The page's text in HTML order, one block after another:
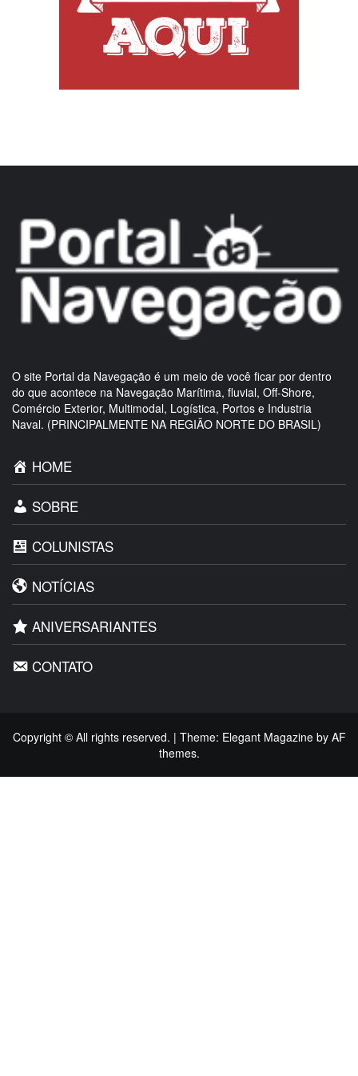
O site Portal da Navegação é um meio de você ficar por dentro
do que acontece na Navegação Marítima, fluvial, Off-Shore,
Comércio Exterior, Multimodal, Logística, Portos e Industria
Naval. (PRINCIPALMENTE NA REGIÃO NORTE DO BRASIL)
HOME
SOBRE
COLUNISTAS
NOTÍCIAS
ANIVERSARIANTES
CONTATO
Copyright © All rights reserved. | Theme: Elegant Magazineby AF
themes.